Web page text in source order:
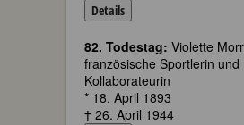
Details
82. Todestag: Violette
französische Sportlerin und
Kollaborateurin
* 18. April 1893
† 26. April 1944